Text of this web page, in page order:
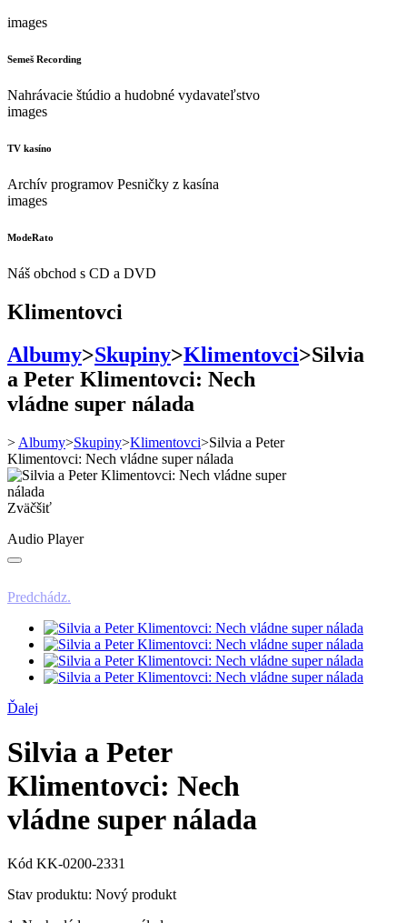
images
Semeš Recording
Nahrávacie štúdio a hudobné vydavateľstvo
images
TV kasíno
Archív programov Pesničky z kasína
images
ModeRato
Náš obchod s CD a DVD
Klimentovci
Albumy>Skupiny>Klimentovci>Silvia
a Peter Klimentovci: Nech
vládne super nálada
> Albumy>Skupiny>Klimentovci>Silvia a Peter
Klimentovci: Nech vládne super nálada
Zväčšiť
Audio Player
Predchádz.
Ďalej
Silvia a Peter
Klimentovci: Nech
vládne super nálada
Kód KK-0200-2331
Stav produktu: Nový produkt